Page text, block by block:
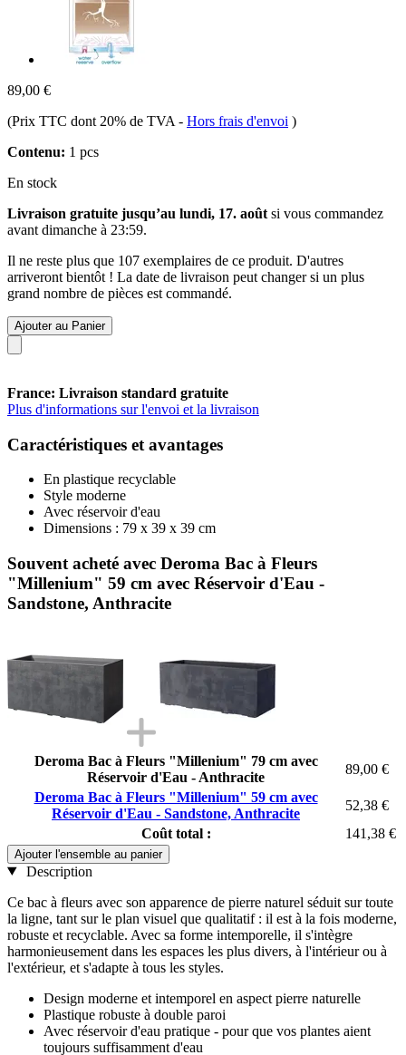
89,00 €
(Prix TTC dont 20% de TVA - Hors frais d'envoi )
Contenu: 1 pcs
En stock
Livraison gratuite jusqu’au lundi, 17. août si vous commandez
avant dimanche à 23:59.
Il ne reste plus que 107 exemplaires de ce produit. D'autres
arriveront bientôt ! La date de livraison peut changer si un plus
grand nombre de pièces est commandé.
Ajouter au Panier
France: Livraison standard gratuite
Plus d'informations sur l'envoi et la livraison
Caractéristiques et avantages
En plastique recyclable
Style moderne
Avec réservoir d'eau
Dimensions : 79 x 39 x 39 cm
Souvent acheté avec Deroma Bac à Fleurs
"Millenium" 59 cm avec Réservoir d'Eau -
Sandstone, Anthracite
Deroma Bac à Fleurs "Millenium" 79 cm avec
Réservoir d'Eau - Anthracite
89,00 €
Deroma Bac à Fleurs "Millenium" 59 cm avec
Réservoir d'Eau - Sandstone, Anthracite
52,38 €
Coût total :
141,38 €
Ajouter l'ensemble au panier
Description
Ce bac à fleurs avec son apparence de pierre naturel séduit sur toute
la ligne, tant sur le plan visuel que qualitatif : il est à la fois moderne,
robuste et recyclable. Avec sa forme intemporelle, il s'intègre
harmonieusement dans les espaces les plus divers, à l'intérieur ou à
l'extérieur, et s'adapte à tous les styles.
Design moderne et intemporel en aspect pierre naturelle
Plastique robuste à double paroi
Avec réservoir d'eau pratique - pour que vos plantes aient
toujours suffisamment d'eau